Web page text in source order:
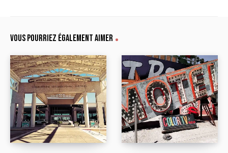
Vous pourriez également aimer